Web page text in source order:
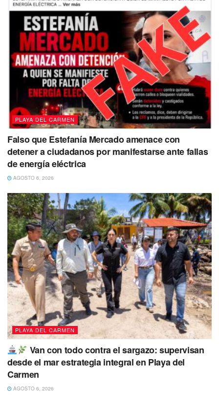
PLAYA DEL CARMEN
Falso que Estefanía Mercado amenace con
detener a ciudadanos por manifestarse ante fallas
de energía eléctrica
AGOSTO 6, 2026
PLAYA DEL CARMEN
Van con todo contra el sargazo: supervisan
desde el mar estrategia integral en Playa del
Carmen
AGOSTO 6, 2026